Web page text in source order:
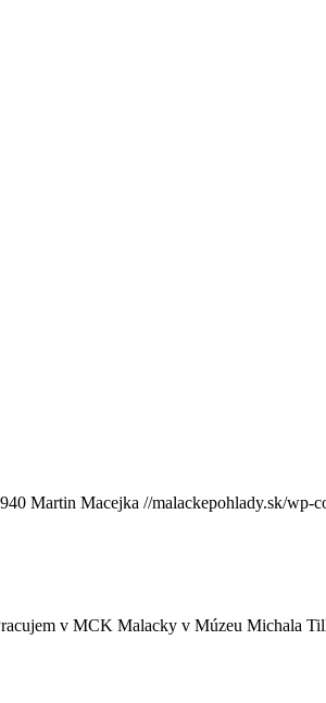
940 Martin Macejka //malackepohlady.sk/wp-
v MCK Malacky v Múzeu Michala